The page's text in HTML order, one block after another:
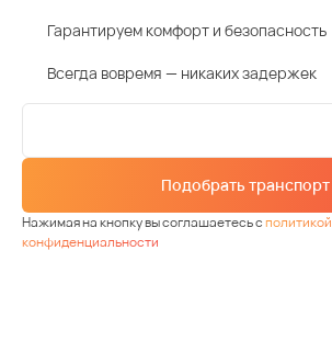
Гарантируем комфорт и безопасность
Всегда вовремя — никаких задержек
Подобрать транспорт
Нажимая на кнопку вы соглашаетесь сполитикой
конфиденциальности